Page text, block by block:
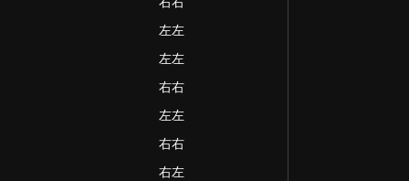
左左
左左
右右
左左
右右
右左